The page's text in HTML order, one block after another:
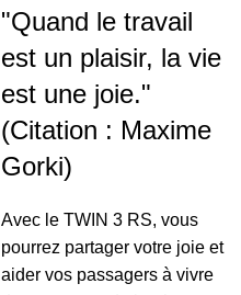
"Quand le travail
est un plaisir, la vie
est une joie."
(Citation : Maxime
Gorki)
Avec le TWIN 3 RS, vous
pourrez partager votre joie et
aider vos passagers à vivre